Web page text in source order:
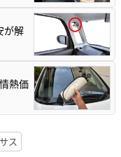
が解
熱価
ス